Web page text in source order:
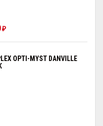
₽
OPTI-MYST DANVILLE